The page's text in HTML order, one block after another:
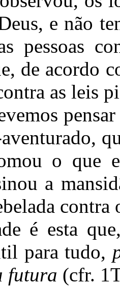
e não
pessoas
de acordo
as leis
o que
a
é esta
para tudo,
futura (cfr.